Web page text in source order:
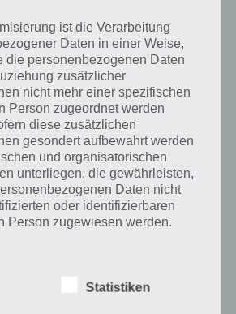
9 – Lösung
ist Level 9 von 100 Floors. Am Rahmen
wobei diese unterschiedliche
Im gleichen Design musst du auch die
Also oben links Schraube und Rand
Tür öffnet sich nun automatisch.
ist die Verarbeitung
Daten in einer Weise,
die personenbezogenen Daten
zusätzlicher
nicht mehr einer spezifischen
Person zugeordnet werden
diese zusätzlichen
gesondert aufbewahrt werden
und organisatorischen
unterliegen, die gewährleisten,
Daten nicht
oder identifizierbaren
Person zugewiesen werden.
Statistiken